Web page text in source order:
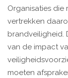
Organisaties die
vertrekken
brandveiligheid.
van de impact
moeten